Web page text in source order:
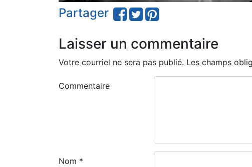
Partager
Laisser un commentaire
Votre courriel ne sera pas publié. Les champs
Commentaire
Nom *